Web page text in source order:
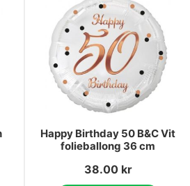
Happy Birthday 50 B&C Vit
folieballong 36 cm
38.00 kr